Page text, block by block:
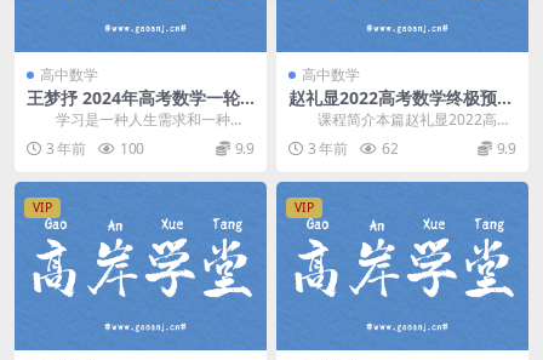
高中数学
王梦抒 2024年高考数学一轮
暑期班 百度网盘
学习是一种人生需求和一种态
度。只有不断学习，及时“充电”，才
能做到“百毒不侵...
3 年前 100 9.9
高中数学
赵礼显2022高考数学终极预测
押题点睛班课程资源(含电子讲
义)网盘分享
课程简介本篇赵礼显2022高考
押题点睛班，包含：考前押题预测
精讲、基础知识点...
3 年前 62 9.9
VIP VIP